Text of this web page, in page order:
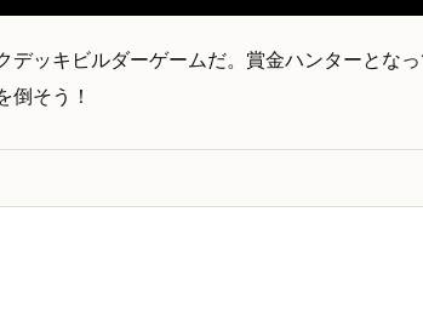
ッキビルダーゲームだ。賞金ハンターとなっ
倒そう！